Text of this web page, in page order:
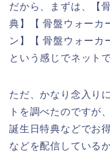
だから、まずは、【
典】【 骨盤ウォーカ
ン】【 骨盤ウォーカ
という感じでネット
ただ、かなり念入り
トを調べたのですが
誕生日特典などでお
などを配信している